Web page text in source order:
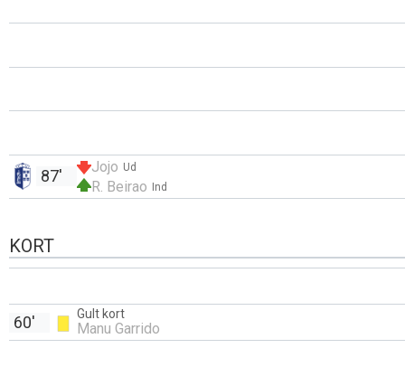
Ud
Jojo
Ind
R. Beirao
87'
KORT
Gult kort
Manu Garrido
60'